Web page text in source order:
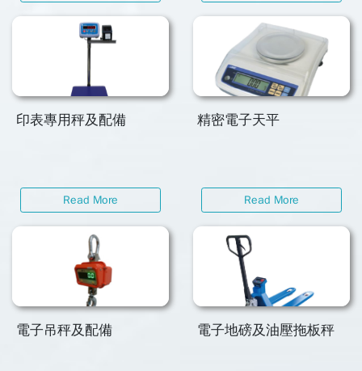
印表專用秤及配備
Read More
精密電子天平
Read More
電子吊秤及配備 電子地磅及油壓拖板秤